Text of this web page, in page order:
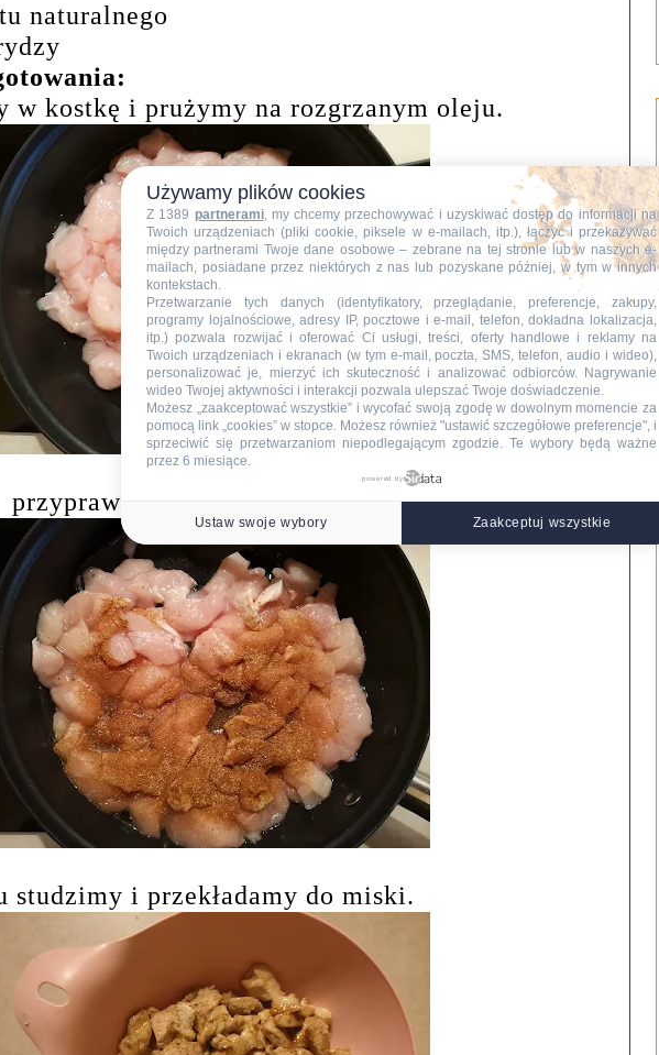
naturalnego
w kostkę i prużymy na rozgrzanym oleju.
przyprawą gyros oraz solą.
studzimy i przekładamy do miski.
Używamy plików cookies
Z 1389 partnerami, my chcemy przechowywać i uzyskiwać dostęp do informacji na
Twoich urządzeniach (pliki cookie, piksele w e-mailach, itp.), łączyć i przekazywać
między partnerami Twoje dane osobowe – zebrane na tej stronie lub w naszych e-
mailach, posiadane przez niektórych z nas lub pozyskane później, w tym w innych
kontekstach.
Przetwarzanie tych danych (identyfikatory, przeglądanie, preferencje, zakupy,
programy lojalnościowe, adresy IP, pocztowe i e-mail, telefon, dokładna lokalizacja,
itp.) pozwala rozwijać i oferować Ci usługi, treści, oferty handlowe i reklamy na
Twoich urządzeniach i ekranach (w tym e-mail, poczta, SMS, telefon, audio i wideo),
personalizować je, mierzyć ich skuteczność i analizować odbiorców. Nagrywanie
wideo Twojej aktywności i interakcji pozwala ulepszać Twoje doświadczenie.
Możesz „zaakceptować wszystkie” i wycofać swoją zgodę w dowolnym momencie za
pomocą link „cookies” w stopce. Możesz również "ustawić szczegółowe preferencje", i
sprzeciwić się przetwarzaniom niepodlegającym zgodzie. Te wybory będą ważne
przez 6 miesiące.
powered by
Ustaw swoje wybory Zaakceptuj wszystkie